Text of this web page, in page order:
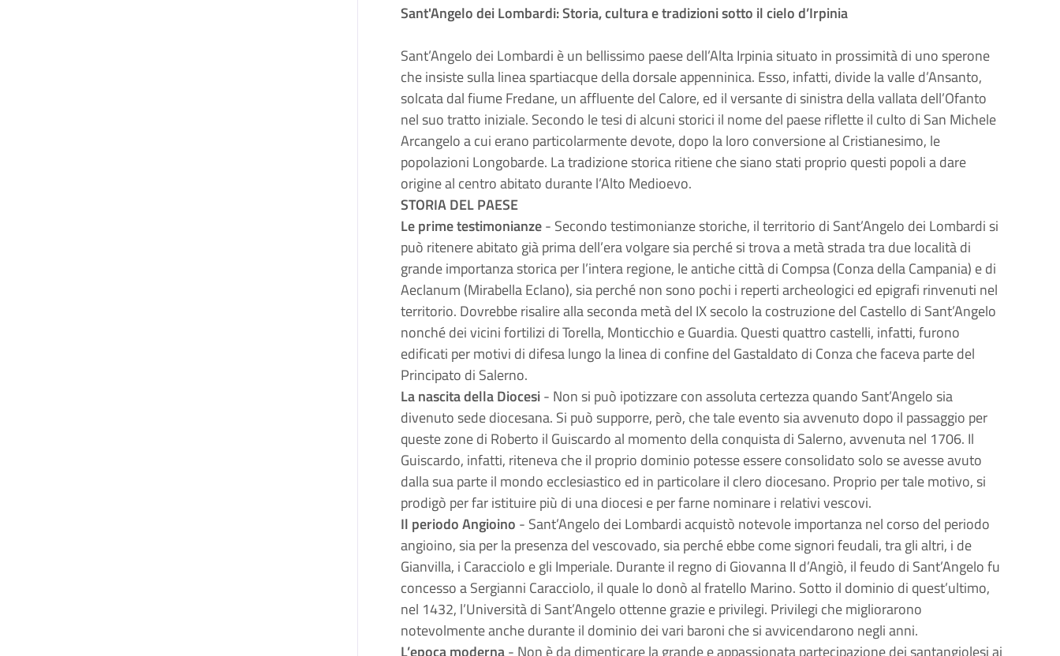
Sant'Angelo dei Lombardi: Storia, cultura e tradizioni sotto il cielo d’Irpinia
Sant’Angelo dei Lombardi è un bellissimo paesedell’Alta Irpinia situato in prossimità di uno sperone
che insiste sulla linea spartiacque della dorsale appenninica. Esso, infatti, divide la valle d’Ansanto,
solcata dal fiume Fredane, un affluente del Calore, ed il versante di sinistra della vallata dell’Ofanto
nel suo tratto iniziale. Secondo le tesi di alcuni storici il nome del paese riflette il culto di San Michele
Arcangelo a cui erano particolarmente devote, dopo la loro conversione al Cristianesimo, le
popolazioni Longobarde. La tradizione storica ritiene che siano stati proprio questi popoli a dare
origine al centro abitato durante l’Alto Medioevo.
STORIA DEL PAESE
Le prime testimonianze- Secondo testimonianze storiche, il territorio di Sant’Angelo dei Lombardi si
può ritenere abitato già prima dell’era volgaresia perché si trova a metà strada tra due località di
grande importanza storica per l’intera regione, le antiche città di Compsa (Conza della Campania) e di
Aeclanum (Mirabella Eclano), sia perché non sono pochi i reperti archeologici ed epigrafi rinvenuti nel
territorio. Dovrebbe risalire alla seconda metà del IX secolo la costruzione del Castello di Sant’Angelo
nonché dei vicini fortilizi di Torella, Monticchio e Guardia. Questi quattro castelli, infatti, furono
edificati per motivi di difesa lungo la linea di confine del Gastaldato di Conza che faceva parte del
Principato di Salerno.
La nascita della Diocesi- Non si può ipotizzare con assoluta certezza quando Sant’Angelo sia
divenuto sede diocesana. Si può supporre, però, che tale evento sia avvenuto dopo il passaggio per
queste zone di Roberto il Guiscardo al momento della conquista di Salerno, avvenuta nel 1706. Il
Guiscardo, infatti, riteneva che il proprio dominio potesse essere consolidato solo se avesse avuto
dalla sua parte il mondo ecclesiastico ed in particolare il clero diocesano. Proprio per tale motivo, si
prodigò per far istituire più di una diocesi e per farne nominare i relativi vescovi.
Il periodo Angioino - Sant’Angelo dei Lombardi acquistò notevole importanza nel corso del periodo
angioino, sia per la presenza del vescovado, sia perché ebbe come signori feudali, tra gli altri, i de
Gianvilla, i Caracciolo e gli Imperiale. Durante il regno di Giovanna II d’Angiò, il feudo di Sant’Angelo fu
concesso a Sergianni Caracciolo, il quale lo donò al fratello Marino. Sotto il dominio di quest’ultimo,
nel 1432, l’Università di Sant’Angelo ottenne grazie e privilegi. Privilegi che migliorarono
notevolmente anche durante il dominio dei vari baroni che si avvicendarono negli anni.
L’epoca moderna- Non è da dimenticare la grande e appassionata partecipazione dei santangiolesi ai